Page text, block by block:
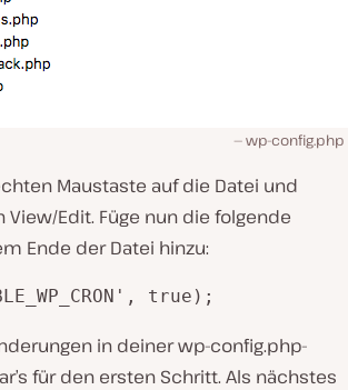
wp-config.php
Maustaste auf die Datei und
View/Edit. Füge nun die folgende
Ende der Datei hinzu:
true);
in deiner wp-config.php-
für den ersten Schritt. Als nächstes